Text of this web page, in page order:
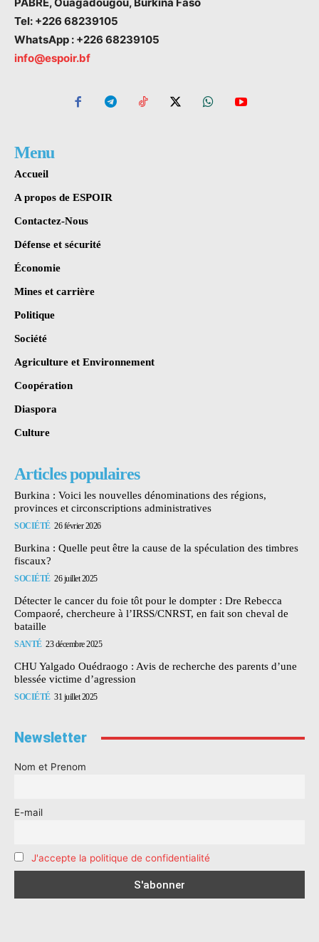
PABRE, Ouagadougou, Burkina Faso
Tel: +226 68239105
WhatsApp : +226 68239105
info@espoir.bf
Menu
Accueil
A propos de ESPOIR
Contactez-Nous
Défense et sécurité
Économie
Mines et carrière
Politique
Société
Agriculture et Environnement
Coopération
Diaspora
Culture
Articles populaires
Burkina : Voici les nouvelles dénominations des régions,
provinces et circonscriptions administratives
SOCIÉTÉ 26 février 2026
Burkina : Quelle peut être la cause de la spéculation des timbres
fiscaux?
SOCIÉTÉ 26 juillet 2025
Détecter le cancer du foie tôt pour le dompter : Dre Rebecca
Compaoré, chercheure à l’IRSS/CNRST, en fait son cheval de
bataille
SANTÉ 23 décembre 2025
CHU Yalgado Ouédraogo : Avis de recherche des parents d’une
blessée victime d’agression
SOCIÉTÉ 31 juillet 2025
Newsletter
Nom et Prenom
E-mail
J'accepte la politique de confidentialité